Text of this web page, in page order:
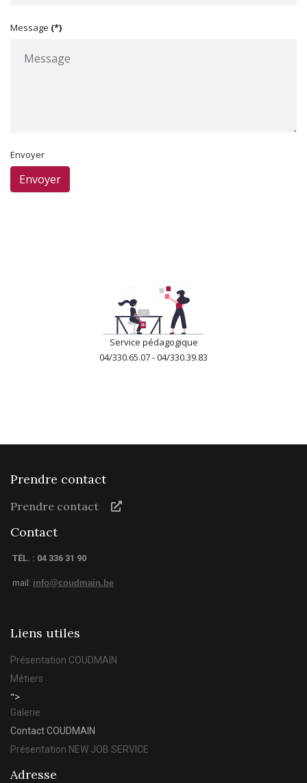
Message (*)
Envoyer
Envoyer
Service pédagogique
04/330.65.07 - 04/330.39.83
Prendre contact
Prendre contact
Contact
TÉL. : 04 336 31 90
mail: info@coudmain.be
Liens utiles
Présentation COUDMAIN
Métiers
">
Galerie
Contact COUDMAIN
Présentation NEW JOB SERVICE
Adresse